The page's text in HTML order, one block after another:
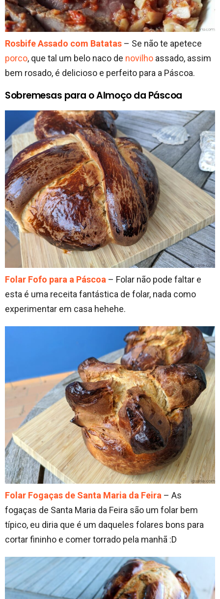
Rosbife Assado com Batatas – Se não te apetece
porco, que tal um belo naco de novilho assado, assim
bem rosado, é delicioso e perfeito para a Páscoa.
Sobremesas para o Almoço da Páscoa
Folar Fofo para a Páscoa – Folar não pode faltar e
esta é uma receita fantástica de folar, nada como
experimentar em casa hehehe.
Folar Fogaças de Santa Maria da Feira – As
fogaças de Santa Maria da Feira são um folar bem
típico, eu diria que é um daqueles folares bons para
cortar fininho e comer torrado pela manhã :D